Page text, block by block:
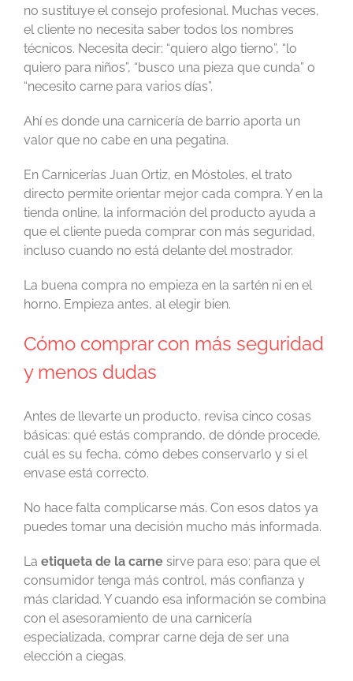
no sustituye el consejo profesional. Muchas veces,
el cliente no necesita saber todos los nombres
técnicos. Necesita decir: “quiero algo tierno”, “lo
quiero para niños”, “busco una pieza que cunda” o
“necesito carne para varios días”.
Ahí es donde una carnicería de barrio aporta un
valor que no cabe en una pegatina.
En Carnicerías Juan Ortiz, en Móstoles, el trato
directo permite orientar mejor cada compra. Y en la
tienda online, la información del producto ayuda a
que el cliente pueda comprar con más seguridad,
incluso cuando no está delante del mostrador.
La buena compra no empieza en la sartén ni en el
horno. Empieza antes, al elegir bien.
Cómo comprar con más seguridad
y menos dudas
Antes de llevarte un producto, revisa cinco cosas
básicas: qué estás comprando, de dónde procede,
cuál es su fecha, cómo debes conservarlo y si el
envase está correcto.
No hace falta complicarse más. Con esos datos ya
puedes tomar una decisión mucho más informada.
La etiqueta de la carne sirve para eso: para que el
consumidor tenga más control, más confianza y
más claridad. Y cuando esa información se combina
con el asesoramiento de una carnicería
especializada, comprar carne deja de ser una
elección a ciegas.